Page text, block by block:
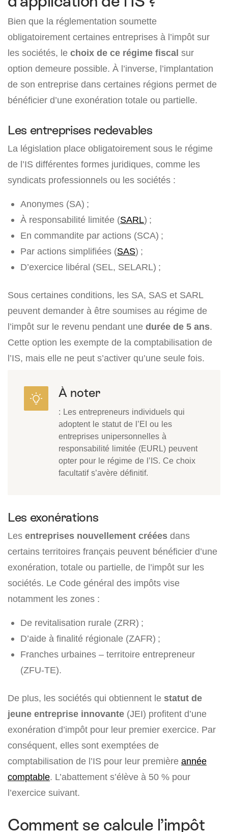
Bien que la réglementation soumette
obligatoirement certaines entreprises à l’impôt sur
les sociétés, le choix de ce régime fiscal sur
option demeure possible. À l’inverse, l’implantation
de son entreprise dans certaines régions permet de
bénéficier d’une exonération totale ou partielle.
Les entreprises redevables
La législation place obligatoirement sous le régime
de l’IS différentes formes juridiques, comme les
syndicats professionnels ou les sociétés :
Anonymes (SA) ;
À responsabilité limitée (SARL) ;
En commandite par actions (SCA) ;
Par actions simplifiées (SAS) ;
D’exercice libéral (SEL, SELARL) ;
Sous certaines conditions, les SA, SAS et SARL
peuvent demander à être soumises au régime de
l’impôt sur le revenu pendant une durée de 5 ans.
Cette option les exempte de la comptabilisation de
l’IS, mais elle ne peut s’activer qu’une seule fois.
À noter
: Les entrepreneurs individuels qui
adoptent le statut de l’EI ou les
entreprises unipersonnelles à
responsabilité limitée (EURL) peuvent
opter pour le régime de l’IS. Ce choix
facultatif s’avère définitif.
Les exonérations
Les entreprises nouvellement créées dans
certains territoires français peuvent bénéficier d’une
exonération, totale ou partielle, de l’impôt sur les
sociétés. Le Code général des impôts vise
notamment les zones :
De revitalisation rurale (ZRR) ;
D’aide à finalité régionale (ZAFR) ;
Franches urbaines – territoire entrepreneur
(ZFU-TE).
De plus, les sociétés qui obtiennent le statut de
jeune entreprise innovante (JEI) profitent d’une
exonération d’impôt pour leur premier exercice. Par
conséquent, elles sont exemptées de
comptabilisation de l’IS pour leur première année
comptable. L’abattement s’élève à 50 % pour
l’exercice suivant.
Comment se calcule l’impôt